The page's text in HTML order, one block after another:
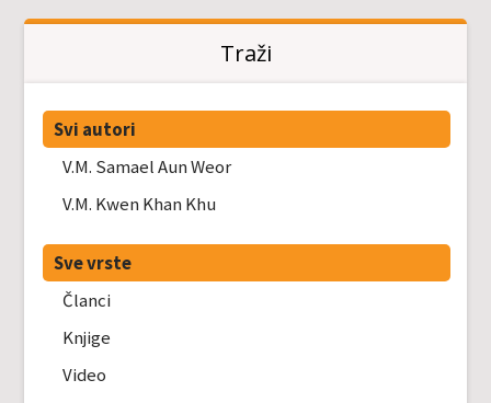
Traži
Svi autori
V.M. Samael Aun Weor
V.M. Kwen Khan Khu
Sve vrste
Članci
Knjige
Video